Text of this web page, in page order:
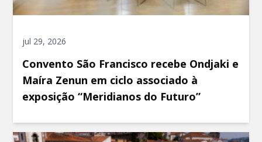
jul 29, 2026
Convento São Francisco recebe Ondjaki e
Maíra Zenun em ciclo associado à
exposição “Meridianos do Futuro”